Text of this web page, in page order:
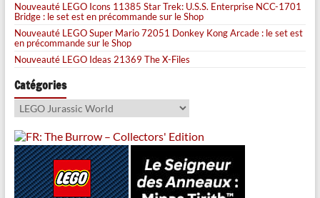
Nouveauté LEGO Icons 11385 Star Trek: U.S.S. Enterprise NCC-1701
Bridge : le set est en précommande sur le Shop
Nouveauté LEGO Super Mario 72051 Donkey Kong Arcade : le set est
en précommande sur le Shop
Nouveauté LEGO Ideas 21369 The X-Files
Catégories
Catégories